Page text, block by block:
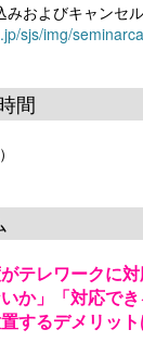
みおよびキャンセ
sjs/img/
間
テレワークに
か」「対応で
するデメリット